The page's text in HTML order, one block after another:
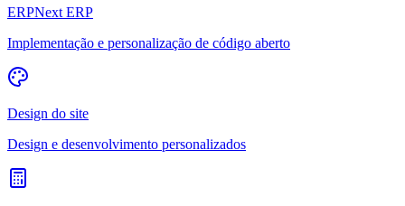
ERPNext ERP
Implementação e personalização de código aberto
Design do site
Design e desenvolvimento personalizados